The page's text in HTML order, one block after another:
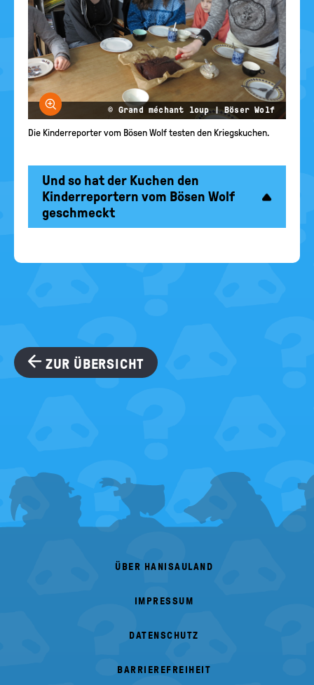
Bild vergrößern
© Grand méchant loup | Böser Wolf
Die Kinderreporter vom Bösen Wolf testen den Kriegskuchen.
Und so hat der Kuchen den
Kinderreportern vom Bösen Wolf
geschmeckt
ZUR ÜBERSICHT
FOOTER
MENU
ÜBER HANISAULAND
IMPRESSUM
DATENSCHUTZ
BARRIEREFREIHEIT